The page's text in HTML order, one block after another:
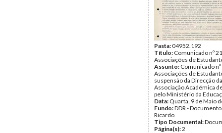
Pasta:04952.192
Título: Comunicado nº
Associações de
Assunto: Comunicado
Associações de
suspensão da Direcção da
Associação Académica
pelo Ministério da
Data: Quarta, 9 de Maio
Fundo:DDR -
Ricardo
Tipo Documental:
Página(s):2